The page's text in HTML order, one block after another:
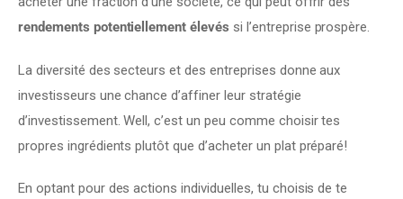
rendements potentiellement élevés si l’entreprise prospère.
La diversité des secteurs et des entreprises donne aux
investisseurs une chance d’affiner leur stratégie
d’investissement. Well, c’est un peu comme choisir tes
propres ingrédients plutôt que d’acheter un plat préparé!
En optant pour des actions individuelles, tu choisis de te